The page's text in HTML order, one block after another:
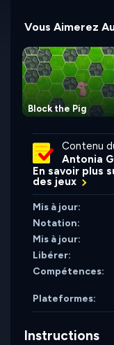
Vous Aimerez
Block the Pig
Contenu
Antonia
En savoir plus
des jeux
Mis à jour:
Notation:
Mis à jour:
Libérer:
Compétences:
Plateformes:
Instructions